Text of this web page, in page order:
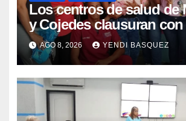
Los centros de salud de
y Cojedes clausuran
Semana Mundial de la
Materna
AGO 8, 2026 YENDI BASQUEZ